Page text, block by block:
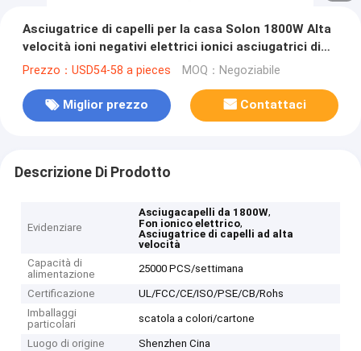
Asciugatrice di capelli per la casa Solon 1800W Alta
velocità ioni negativi elettrici ionici asciugatrici di
capelli professionali
Prezzo：USD54-58 a pieces MOQ：Negoziabile
Miglior prezzo Contattaci
Descrizione Di Prodotto
Evidenziare
Asciugacapelli da 1800W,
Fon ionico elettrico,
Asciugatrice di capelli ad alta
velocità
Capacità di
alimentazione
25000 PCS/settimana
Certificazione
UL/FCC/CE/ISO/PSE/CB/Rohs
Imballaggi
particolari
scatola a colori/cartone
Luogo di origine Shenzhen Cina